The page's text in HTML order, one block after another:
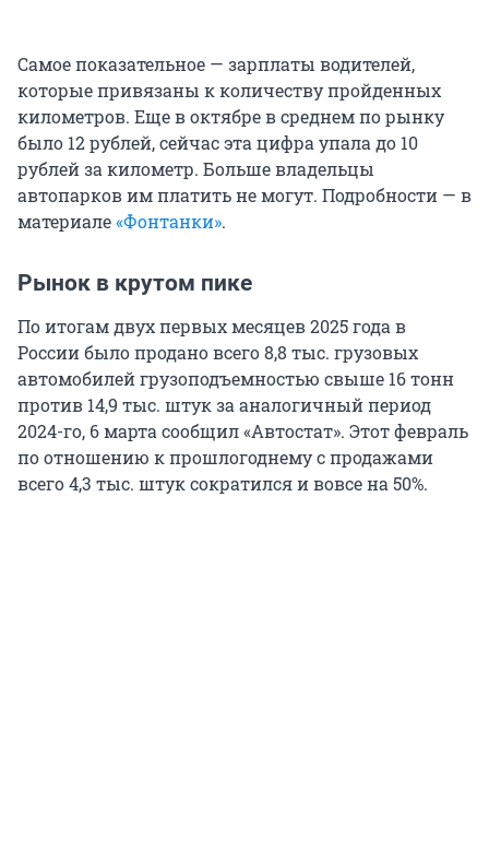
Самое показательное — зарплаты водителей,
которые привязаны к количеству пройденных
километров. Еще в октябре в среднем по рынку
было 12 рублей, сейчас эта цифра упала до 10
рублей за километр. Больше владельцы
автопарков им платить не могут. Подробности — в
материале«Фонтанки».
Рынок в крутом пике
По итогам двух первых месяцев 2025 года в
России было продано всего 8,8 тыс. грузовых
автомобилей грузоподъемностью свыше 16 тонн
против 14,9 тыс. штук за аналогичный период
2024-го, 6 марта сообщил «Автостат». Этот февраль
по отношению к прошлогоднему с продажами
всего 4,3 тыс. штук сократился и вовсе на 50%.